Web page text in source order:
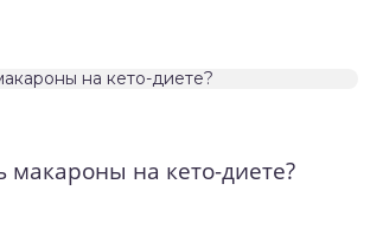
макароны на кето-диете?